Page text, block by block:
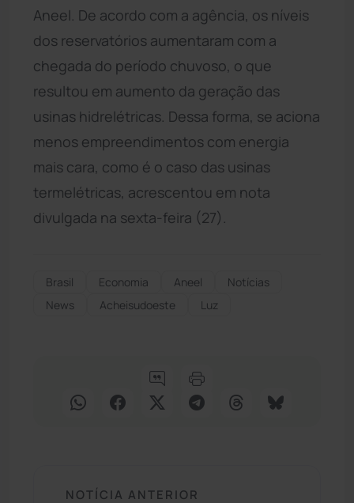
Aneel. De acordo com a agência, os níveis
dos reservatórios aumentaram com a
chegada do período chuvoso, o que
resultou em aumento da geração das
usinas hidrelétricas. Dessa forma, se aciona
menos empreendimentos com energia
mais cara, como é o caso das usinas
termelétricas, acrescentou em nota
divulgada na sexta-feira (27).
Brasil Economia Aneel
Notícias
News
Acheisudoeste Luz
NOTÍCIA ANTERIOR